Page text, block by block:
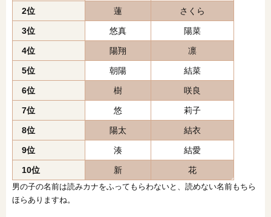
2位 蓮 さくら
3位 悠真 陽菜
4位 陽翔 凛
5位 朝陽 結菜
6位 樹 咲良
7位 悠 莉子
8位 陽太 結衣
9位 湊 結愛
10位 新 花
男の子の名前は読みカナをふってもらわないと、読めない名前もちら
ほらありますね。